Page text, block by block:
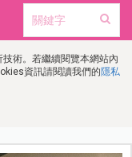
術。若繼續閱覽本網站內
資訊請閱讀我們的隱私